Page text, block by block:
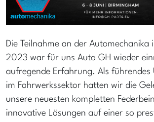
Die Teilnahme an der Automechanika
2023 war für uns Auto GH wieder
aufregende Erfahrung. Als führendes
im Fahrwerkssektor hatten wir die
unsere neuesten kompletten
innovative Lösungen auf einer so